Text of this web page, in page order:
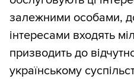
залежними особами,
інтересами входять
призводить до
українському